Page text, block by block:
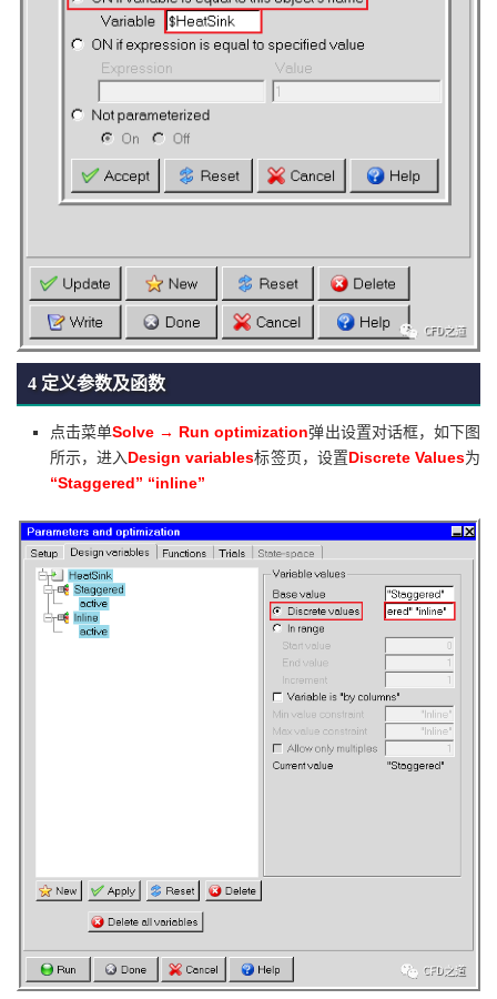
4 定义参数及函数
点击菜单Solve → Run optimization弹出设置对话框，如下图
所示，进入Design variables标签页，设置Discrete Values为
“Staggered” “inline”